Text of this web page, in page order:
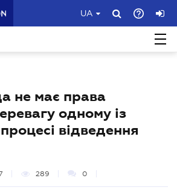
UA
не має права
одному із
відведення
289 0